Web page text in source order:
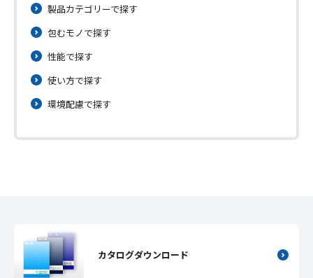
製品カテゴリーで探す
包むモノで探す
性能で探す
使い方で探す
環境配慮で探す
カタログダウンロード